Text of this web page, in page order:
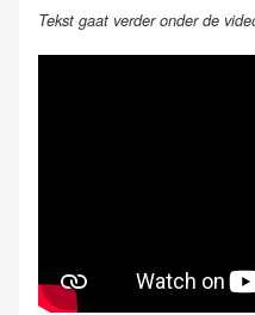
Tekst gaat verder onder de